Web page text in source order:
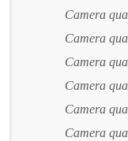
Camera
Camera
Camera
Camera
Camera
Camera